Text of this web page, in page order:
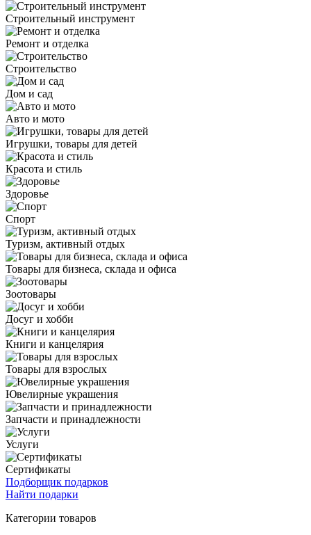
Строительный инструмент
Ремонт и отделка
Строительство
Дом и сад
Авто и мото
Игрушки, товары для детей
Красота и стиль
Здоровье
Спорт
Туризм, активный отдых
Товары для бизнеса, склада и офиса
Зоотовары
Досуг и хобби
Книги и канцелярия
Товары для взрослых
Ювелирные украшения
Запчасти и принадлежности
Услуги
Сертификаты
Подборщик подарков
Найти подарки
Категории товаров